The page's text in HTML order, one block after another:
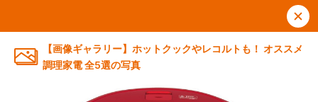
【画像ギャラリー】ホットクックやレコルトも！ オススメ
調理家電 全5選の写真